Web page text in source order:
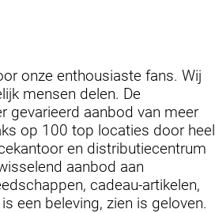
onze enthousiaste fans. Wij
mensen delen. De
gevarieerd aanbod van meer
op 100 top locaties door heel
en distributiecentrum
aanbod aan
cadeau-artikelen,
een beleving, zien is geloven.